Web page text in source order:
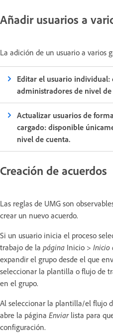
Añadir usuarios a
La adición de un usuario a varios
Editar el usuario individual:
administradores de nivel
Actualizar usuarios de
cargado: disponible
nivel de cuenta.
Creación de acuerdos
Las reglas de UMG son
crear un nuevo acuerdo.
Si un usuario inicia el proceso
trabajo de la página Inicio > Inicio
expandir el grupo desde el que
seleccionar la plantilla o flujo de
en el grupo.
Al seleccionar la plantilla/el flujo
abre la página Enviar lista para
configuración.